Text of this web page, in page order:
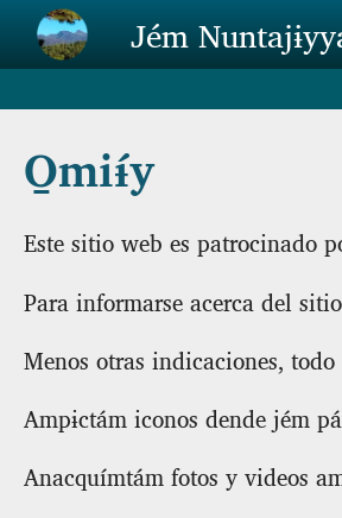
Skip to main content
Jém
O̱miɨ́y
Este sitio web es patrocinado
Para informarse acerca del
Menos otras indicaciones,
Ampɨctám iconos dende jém
Anacquímtám fotos y videos